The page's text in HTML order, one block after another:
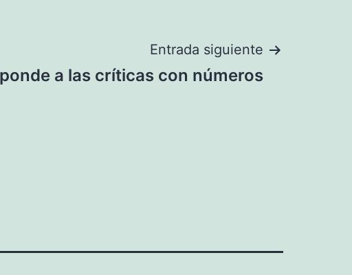
Entrada siguiente
a las críticas con números